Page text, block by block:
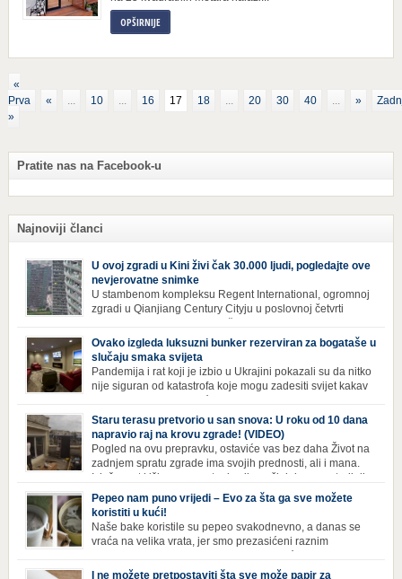
OPŠIRNIJE
«
Prva
« ... 10 ... 16 17 18 ... 20 30 40 ... »
»
Pratite nas na Facebook-u
Najnoviji članci
U ovoj zgradi u Kini živi čak 30.000 ljudi, pogledajte ove
nevjerovatne snimke
U stambenom kompleksu Regent International, ogromnoj
zgradi u Qianjiang Century Cityju u poslovnoj četvrti
koji nikad ne moraju izaći iz njega. Naime, s obzirom na to da unutar
zgrade mogu pronaći sve potrepštine koje im zatrebaju, stanari ovog
kompleksa zapravo nemaju potrebe izlaziti izvan njega ako […]
Ovako izgleda luksuzni bunker rezerviran za bogataše u
slučaju smaka svijeta
Pandemija i rat koji je izbio u Ukrajini pokazali su da nitko
nije siguran od katastrofa koje mogu zadesiti svijet kakav
svijetu neće postati još gora te da su prijetnje nuklearnim oružjem
isprazne, ima i onih koji se spremaju za najgori scenariji. Naime,
Survival Condo […]
Staru terasu pretvorio u san snova: U roku od 10 dana
napravio raj na krovu zgrade! (VIDEO)
Pogled na ovu prepravku, ostaviće vas bez daha Život na
zadnjem spratu zgrade ima svojih prednosti, ali i mana.
Izloženost kiši, suncu, vetru i snijegu čini da se materijali
brže troše, a terasa poprimi ruiniran izgled. Ovaj muškarac je promijenio
sve, kada je renovirao terasu i sebi stvorio zaista rajski kutak. Uživajte i
vi u […]
Pepeo nam puno vrijedi – Evo za šta ga sve možete
koristiti u kući!
Naše bake koristile su pepeo svakodnevno, a danas se
vraća na velika vrata, jer smo prezasićeni raznim
toksinima iz industrijskih preparata za kućnu higijenu.
Izbjeljivač bez premca Čak i kada se pere najboljim deterdžentima, uz
I ne možete pretpostaviti šta sve može papir za